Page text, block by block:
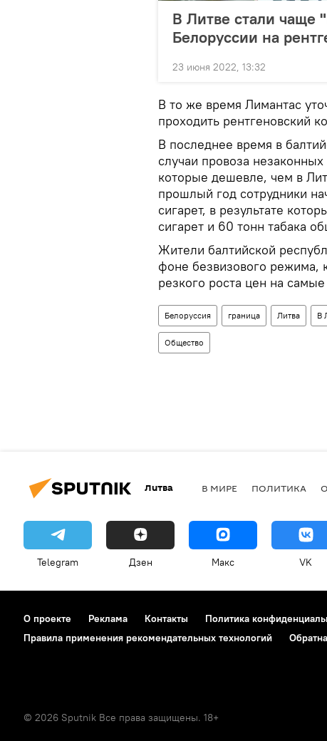
В Литве стали чаще
Белоруссии на
23 июня 2022, 13:32
В то же время Лимантас
проходить рентгеновский
В последнее время в
случаи провоза
которые дешевле, чем в
прошлый год сотрудники
сигарет, в результате
сигарет и 60 тонн табака
Жители балтийской
фоне безвизового режима,
резкого роста цен на
Белоруссия граница Литва В
Общество
Литва В МИРЕ ПОЛИТИКА
Telegram Дзен Макс VK
О проекте Реклама Контакты Политика
Правила применения рекомендательных технологий
© 2026 Sputnik Все права защищены. 18+